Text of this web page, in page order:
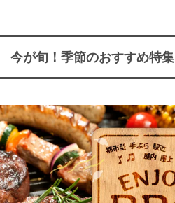
今が旬！季節のおすすめ特集